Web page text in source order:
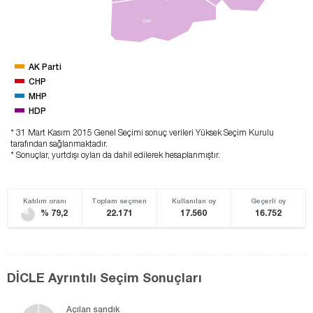
ÇNR
AK Parti
CHP
MHP
HDP
* 31 Mart Kasım 2015 Genel Seçimi sonuç verileri Yüksek Seçim Kurulu
tarafından sağlanmaktadır.
* Sonuçlar, yurtdışı oyları da dahil edilerek hesaplanmıştır.
Katılım oranı
% 79,2
Toplam seçmen
22.171
Kullanılan oy
17.560
Geçerli oy
16.752
DİCLE Ayrıntılı Seçim Sonuçları
Açılan sandık